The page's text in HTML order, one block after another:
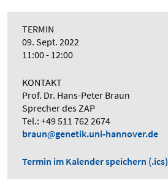
TERMIN
09. Sept. 2022
11:00 - 12:00
KONTAKT
Prof. Dr. Hans-Peter Braun
Sprecher des ZAP
Tel.: +49 511 762 2674
braun
genetik.uni-hannover.de
Termin im Kalender speichern (.ics)